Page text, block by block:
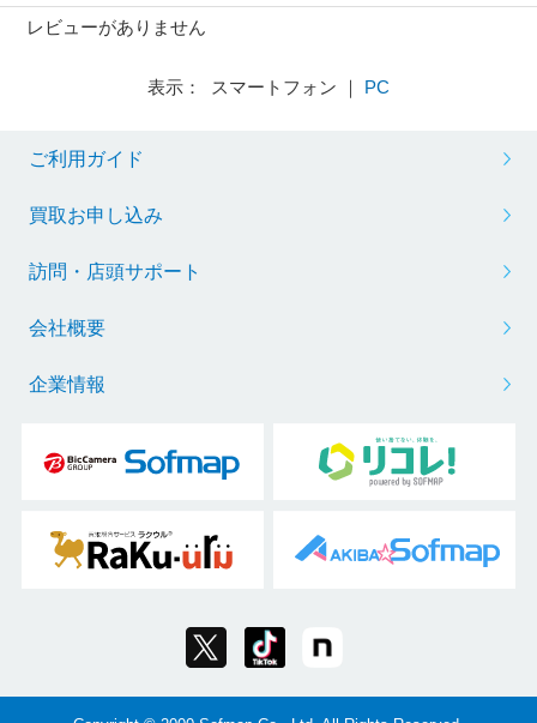
レビューがありません
表示： スマートフォン ｜ PC
ご利用ガイド
買取お申し込み
訪問・店頭サポート
会社概要
企業情報